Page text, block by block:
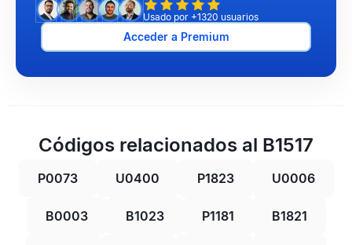
Usado por +1320 usuarios
Acceder a Premium
Códigos relacionados al B1517
P0073 U0400 P1823 U0006
B0003 B1023 P1181 B1821